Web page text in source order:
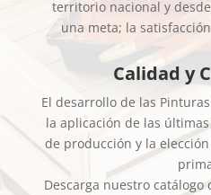
territorio nacional y
una meta; la
Calidad y
El desarrollo de las
la aplicación de las
de producción y la
Descarga nuestro